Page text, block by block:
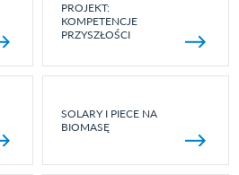
PROJEKT:
KOMPETENCJE
PRZYSZŁOŚCI
SOLARY I PIECE NA
BIOMASĘ